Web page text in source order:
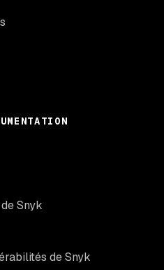
Snyk
de Snyk